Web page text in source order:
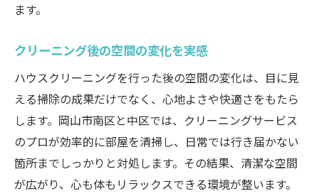
ます。
クリーニング後の空間の変化を実感
ハウスクリーニングを行った後の空間の変化は、目に見
える掃除の成果だけでなく、心地よさや快適さをもたら
します。岡山市南区と中区では、クリーニングサービス
のプロが効率的に部屋を清掃し、日常では行き届かない
箇所までしっかりと対処します。その結果、清潔な空間
が広がり、心も体もリラックスできる環境が整います。